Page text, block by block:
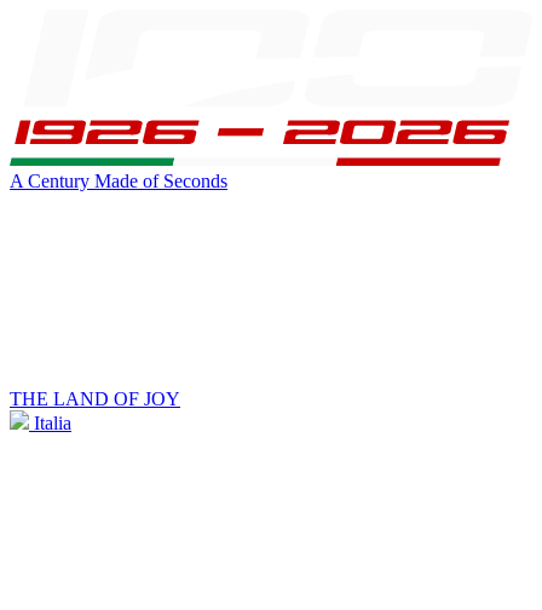
A Century Made of Seconds
THE LAND OF JOY
Italia